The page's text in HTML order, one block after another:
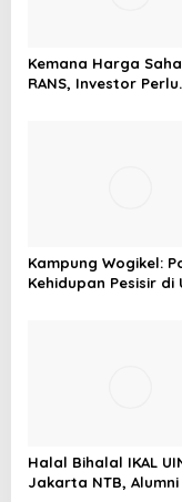
Kemana Harga
RANS, Investor Perlu
Kampung Wogikel:
Kehidupan Pesisir di
Halal Bihalal IKAL
Jakarta NTB, Alumni